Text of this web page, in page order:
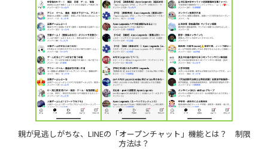
親が見逃しがちな、LINEの「オープンチャット」機能とは？ 制限
方法は？